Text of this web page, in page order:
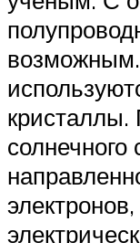
кристаллы.
солнечного